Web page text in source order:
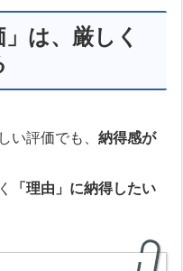
は、厳しく
い評価でも、納得感が
「理由」に納得したい